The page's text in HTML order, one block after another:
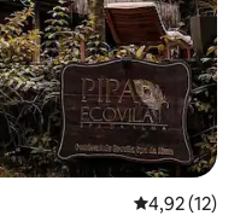
5 üzerinden
4,92 (12)